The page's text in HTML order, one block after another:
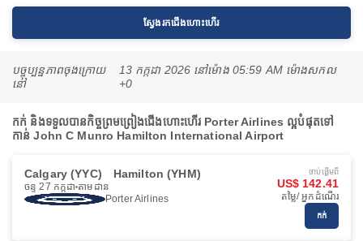
ស្វែងរកជើងហោះហើរ
បច្ចុប្បន្នភាពចុងក្រោយ
នៅ
13 កក្កដា 2026 នៅ​ម៉ោង 05:59 AM ម៉ោង​សកល
+0
កក់ និងទទួលបានកិច្ចព្រមព្រៀងជើងហោះហើរ Porter Airlines ល្អបំផុតទៅ
កាន់ John C Munro Hamilton International Airport
Calgary (YYC) Hamilton (YHM)
ចន្ទ 27 កក្កដា តាមដាន
Porter Airlines
ចាប់ផ្ដើមពី
US$ 142.41
តម្លៃ/ អ្នកដំណើរ
កក់